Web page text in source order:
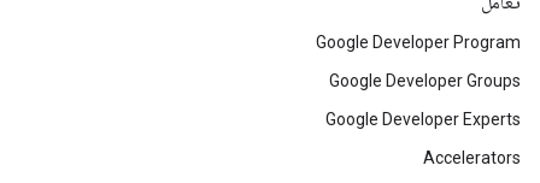
Google Developer Program
Google Developer Groups
Google Developer Experts
Accelerators